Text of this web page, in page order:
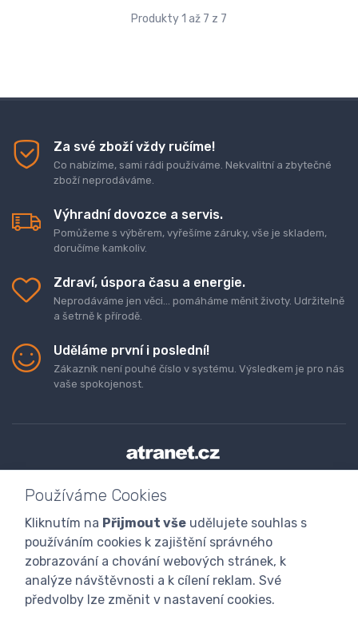
Produkty 1 až 7 z 7
Za své zboží vždy ručíme!
Co nabízíme, sami rádi používáme. Nekvalitní a zbytečné
zboží neprodáváme.
Výhradní dovozce a servis.
Pomůžeme s výběrem, vyřešíme záruky, vše je skladem,
doručíme kamkoliv.
Zdraví, úspora času a energie.
Neprodáváme jen věci... pomáháme měnit životy. Udržitelně
a šetrně k přírodě.
Uděláme první i poslední!
Zákazník není pouhé číslo v systému. Výsledkem je pro nás
vaše spokojenost.
Doprava a platba zboží
Obchodní podmínky
Program digitalizace
Používáme Cookies
Kliknutím na Přijmout vše udělujete souhlas s
používáním cookies k zajištění správného
zobrazování a chování webových stránek, k
analýze návštěvnosti a k cílení reklam. Své
předvolby lze změnit v nastavení cookies.